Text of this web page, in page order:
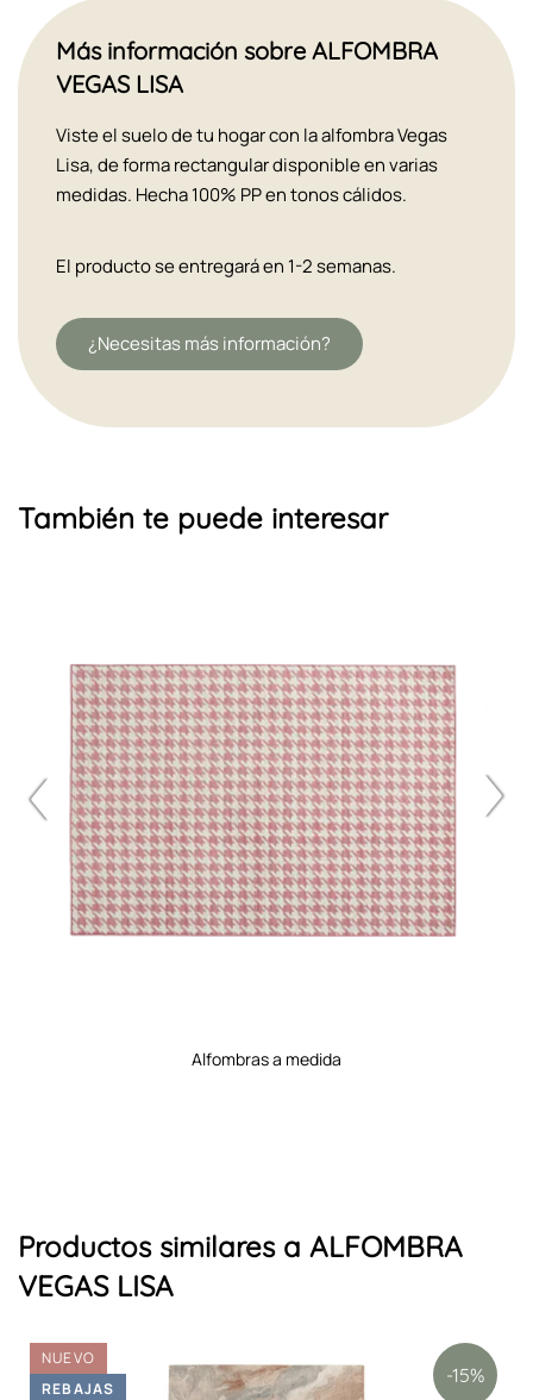
Más información sobre ALFOMBRA
VEGAS LISA
Viste el suelo de tu hogar con la alfombra Vegas
Lisa, de forma rectangular disponible en varias
medidas. Hecha 100% PP en tonos cálidos.
El producto se entregará en 1-2 semanas.
¿Necesitas más información?
También te puede interesar
Productos similares a ALFOMBRA
VEGAS LISA
NUEVO
-15%
REBAJAS